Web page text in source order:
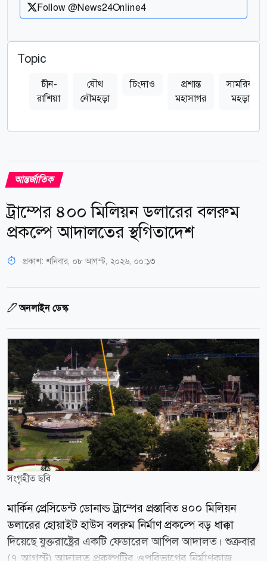
Follow @News24Online4
Topic
চীন-
রাশিয়া
যৌথ
নৌমহড়া
চিংদাও
প্রশান্ত
মহাসাগর
সামরিক
মহড়া
আন্তর্জাতিক
ট্রাম্পের ৪০০ মিলিয়ন ডলারের বলরুম
প্রকল্পে আদালতের স্থগিতাদেশ
প্রকাশ:শনিবার, ০৮ আগস্ট, ২০২৬, ০০:১৩
অনলাইন ডেস্ক
সংগৃহীত ছবি
মার্কিন প্রেসিডেন্ট ডোনাল্ড ট্রাম্পের প্রস্তাবিত ৪০০ মিলিয়ন
ডলারের হোয়াইট হাউস বলরুম নির্মাণ প্রকল্পে বড় ধাক্কা
দিয়েছে যুক্তরাষ্ট্রের একটি ফেডারেল আপিল আদালত। শুক্রবার